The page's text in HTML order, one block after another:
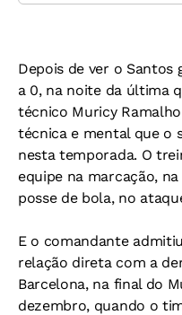
Depois de ver o
a 0, na noite da última
técnico Muricy
técnica e mental que o
nesta temporada. O
equipe na marcação,
posse de bola, no
E o comandante
relação direta com a
Barcelona, na final do
dezembro, quando o